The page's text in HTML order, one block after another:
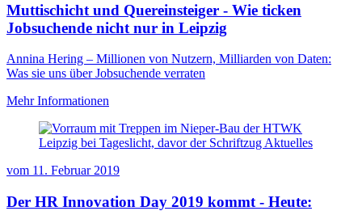
Muttischicht und Quereinsteiger - Wie ticken
Jobsuchende nicht nur in Leipzig
Annina Hering – Millionen von Nutzern, Milliarden von Daten:
Was sie uns über Jobsuchende verraten
Mehr Informationen
vom 11. Februar 2019
Der HR Innovation Day 2019 kommt - Heute: